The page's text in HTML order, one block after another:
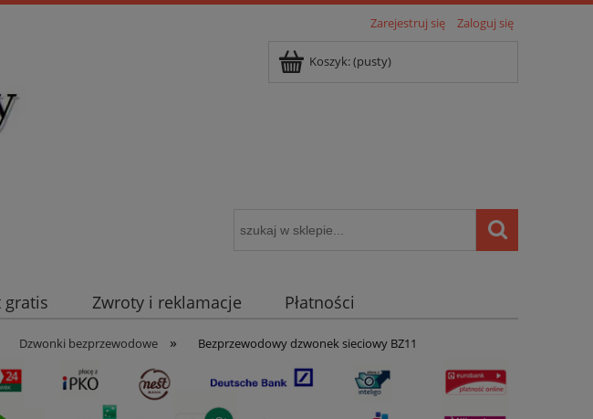
Zarejestruj się Zaloguj się
Koszyk:(pusty)
gratis Zwroty i reklamacje
Płatności
NOVATEK Inteligentny dom ( POCKET HOME )
Dzwonki bezprzewodowe » Bezprzewodowy dzwonek sieciowy BZ11